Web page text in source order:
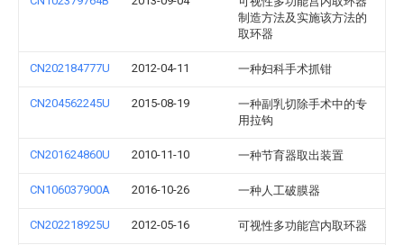
制造方法及实施该方法的
取环器
CN202184777U 2012-04-11 一种妇科手术抓钳
CN204562245U 2015-08-19
一种副乳切除手术中的专
用拉钩
CN201624860U 2010-11-10 一种节育器取出装置
CN106037900A 2016-10-26 一种人工破膜器
CN202218925U 2012-05-16 可视性多功能宫内取环器